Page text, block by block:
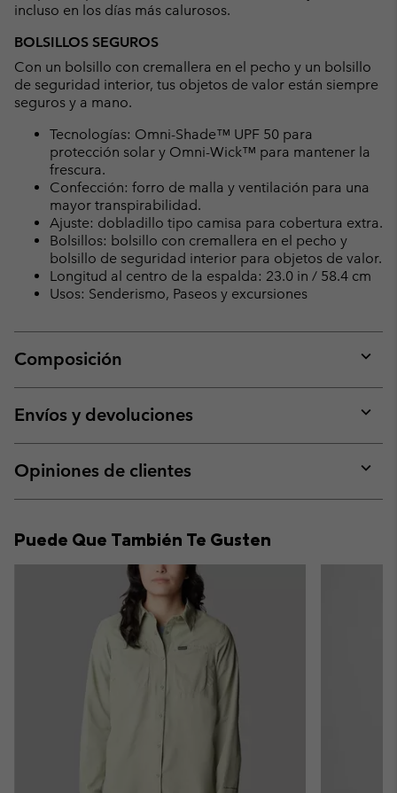
incluso en los días más calurosos.
BOLSILLOS SEGUROS
Con un bolsillo con cremallera en el pecho y un bolsillo
de seguridad interior, tus objetos de valor están siempre
seguros y a mano.
Tecnologías: Omni-Shade™ UPF 50 para
protección solar y Omni-Wick™ para mantener la
frescura.
Confección: forro de malla y ventilación para una
mayor transpirabilidad.
Ajuste: dobladillo tipo camisa para cobertura extra.
Bolsillos: bolsillo con cremallera en el pecho y
bolsillo de seguridad interior para objetos de valor.
Longitud al centro de la espalda: 23.0 in / 58.4 cm
Usos: Senderismo, Paseos y excursiones
Composición
or
Envíos y devoluciones
or
Opiniones de clientes
or
Puede Que También Te Gusten